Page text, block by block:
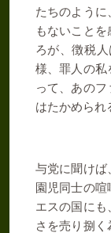
たちのよう
もないこと
ろが、徴税
様、罪人の私
って、あの
はたかめられ
与党に聞けば
園児同士の
エスの国に
さを売り捌